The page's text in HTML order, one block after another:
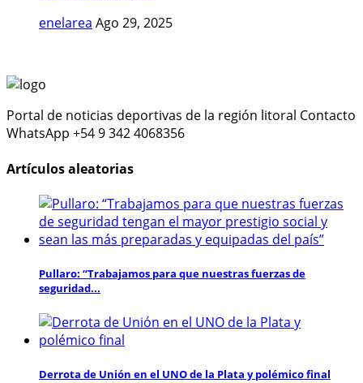
enelarea Ago 29, 2025
Portal de noticias deportivas de la región litoral Contacto
WhatsApp +54 9 342 4068356
Artículos aleatorias
Pullaro: “Trabajamos para que nuestras fuerzas de
seguridad...
Derrota de Unión en el UNO de la Plata y polémico final